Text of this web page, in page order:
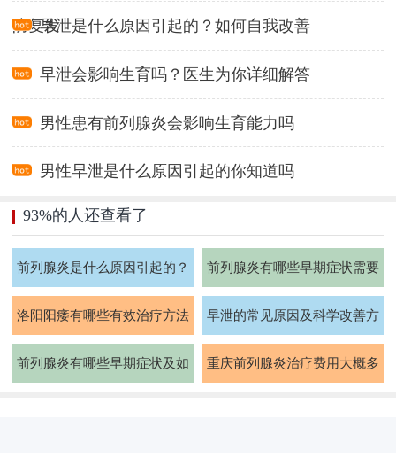
防复发早泄是什么原因引起的？如何自我改善
早泄会影响生育吗？医生为你详细解答
男性患有前列腺炎会影响生育能力吗
男性早泄是什么原因引起的你知道吗
93%的人还查看了
前列腺炎是什么原因引起的？
如何治疗
前列腺炎有哪些早期症状需要
注意
洛阳阳痿有哪些有效治疗方法 早泄的常见原因及科学改善方
法有哪些
前列腺炎有哪些早期症状及如 重庆前列腺炎治疗费用大概多